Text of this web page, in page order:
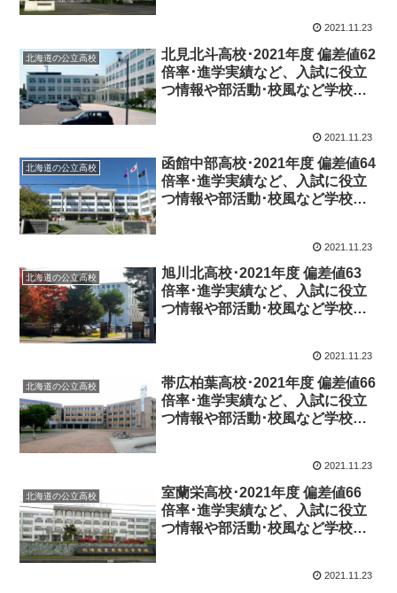
2021.11.23
北海道の公立高校
北見北斗高校･2021年度 偏差値62
倍率･進学実績など、入試に役立
つ情報や部活動･校風など学校の
2021.11.23
北海道の公立高校
函館中部高校･2021年度 偏差値64
倍率･進学実績など、入試に役立
つ情報や部活動･校風など学校の
2021.11.23
北海道の公立高校
旭川北高校･2021年度 偏差値63
倍率･進学実績など、入試に役立
つ情報や部活動･校風など学校の
2021.11.23
北海道の公立高校
帯広柏葉高校･2021年度 偏差値66
倍率･進学実績など、入試に役立
つ情報や部活動･校風など学校の
2021.11.23
北海道の公立高校
室蘭栄高校･2021年度 偏差値66
倍率･進学実績など、入試に役立
つ情報や部活動･校風など学校の
2021.11.23